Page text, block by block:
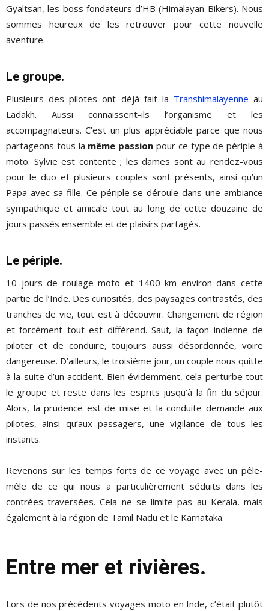
Gyaltsan, les boss fondateurs d’HB (Himalayan Bikers). Nous
sommes heureux de les retrouver pour cette nouvelle
aventure.
Le groupe.
Plusieurs des pilotes ont déjà fait la Transhimalayenne au
Ladakh. Aussi connaissent-ils l’organisme et les
accompagnateurs. C’est un plus appréciable parce que nous
partageons tous la même passion pour ce type de périple à
moto. Sylvie est contente ; les dames sont au rendez-vous
pour le duo et plusieurs couples sont présents, ainsi qu’un
Papa avec sa fille. Ce périple se déroule dans une ambiance
sympathique et amicale tout au long de cette douzaine de
jours passés ensemble et de plaisirs partagés.
Le périple.
10 jours de roulage moto et 1400 km environ dans cette
partie de l’Inde. Des curiosités, des paysages contrastés, des
tranches de vie, tout est à découvrir. Changement de région
et forcément tout est différend. Sauf, la façon indienne de
piloter et de conduire, toujours aussi désordonnée, voire
dangereuse. D’ailleurs, le troisième jour, un couple nous quitte
à la suite d’un accident. Bien évidemment, cela perturbe tout
le groupe et reste dans les esprits jusqu’à la fin du séjour.
Alors, la prudence est de mise et la conduite demande aux
pilotes, ainsi qu’aux passagers, une vigilance de tous les
instants.
Revenons sur les temps forts de ce voyage avec un pêle-
mêle de ce qui nous a particulièrement séduits dans les
contrées traversées. Cela ne se limite pas au Kerala, mais
également à la région de Tamil Nadu et le Karnataka.
Entre mer et rivières.
Lors de nos précédents voyages moto en Inde, c’était plutôt